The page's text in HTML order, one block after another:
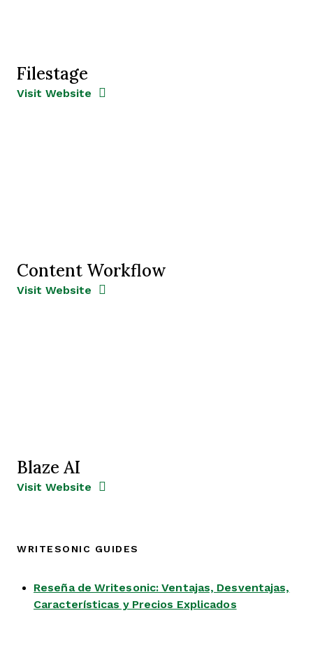
Filestage
Opens new window
Visit Website Opens New Window
Content Workflow
Opens new window
Visit Website Opens New Window
Blaze AI
Opens new window
Visit Website Opens New Window
WRITESONIC GUIDES
Reseña de Writesonic: Ventajas, Desventajas,
Características y Precios ExplicadosOpens new